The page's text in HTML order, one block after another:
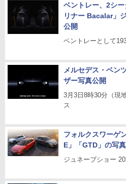
ベントレー、2シ
リナー Bacalar」
公開
ベントレーとして
メルセデス・ベン
ザー写真公開
3月3日8時30分（現
ス
フォルクスワーゲ
E」「GTD」の写
ジュネーブショー